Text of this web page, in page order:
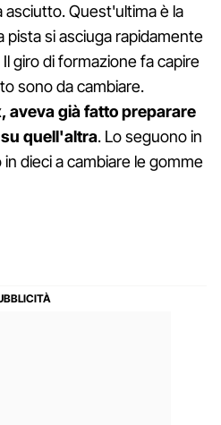
Quest'ultima è la
pista si asciuga rapidamente
giro di formazione fa capire
sono da cambiare.
aveva già fatto preparare
quell'altra. Lo seguono in
dieci a cambiare le gomme